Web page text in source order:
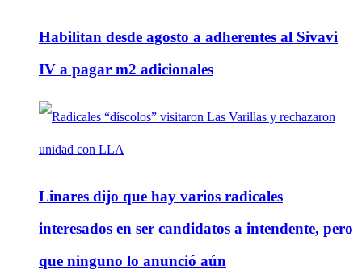
Habilitan desde agosto a adherentes al Sivavi
IV a pagar m2 adicionales
Linares dijo que hay varios radicales
interesados en ser candidatos a intendente, pero
que ninguno lo anunció aún